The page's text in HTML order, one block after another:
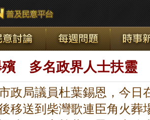
殯 多名政界人士扶靈
政局議員杜葉錫恩，今日
移送到柴灣歌連臣角火葬